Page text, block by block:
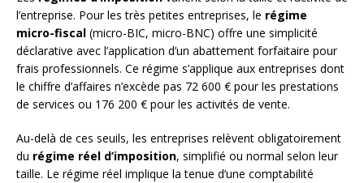
l’entreprise. Pour les très petites entreprises, le régime
micro-fiscal (micro-BIC, micro-BNC) offre une simplicité
déclarative avec l’application d’un abattement forfaitaire pour
frais professionnels. Ce régime s’applique aux entreprises dont
le chiffre d’affaires n’excède pas 72 600 € pour les prestations
de services ou 176 200 € pour les activités de vente.
Au-delà de ces seuils, les entreprises relèvent obligatoirement
du régime réel d’imposition, simplifié ou normal selon leur
taille. Le régime réel implique la tenue d’une comptabilité